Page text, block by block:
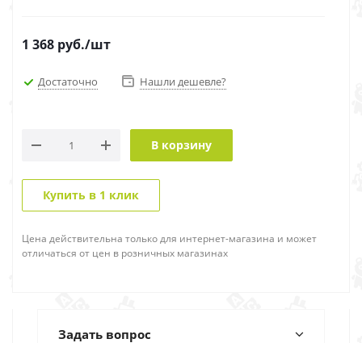
1 368 руб./шт
Достаточно Нашли дешевле?
В корзину
Купить в 1 клик
Цена действительна только для интернет-магазина и может
отличаться от цен в розничных магазинах
Задать вопрос